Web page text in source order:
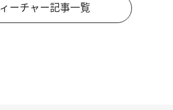
ーチャー記事一覧